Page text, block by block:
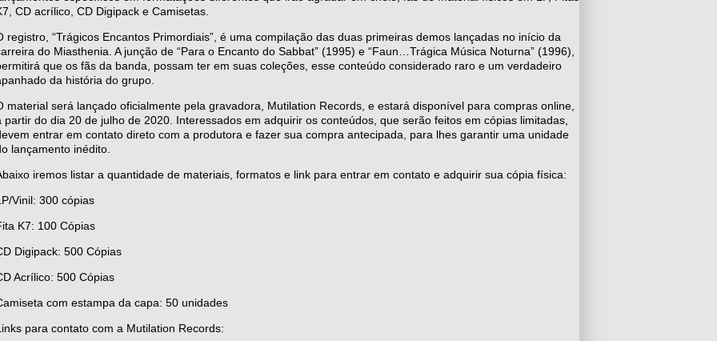
CD acrílico, CD Digipack e Camisetas.
registro, “Trágicos Encantos Primordiais”, é uma compilação das duas primeiras demos lançadas no início da
do Miasthenia. A junção de “Para o Encanto do Sabbat” (1995) e “Faun…Trágica Música Noturna” (1996),
que os fãs da banda, possam ter em suas coleções, esse conteúdo considerado raro e um verdadeiro
da história do grupo.
material será lançado oficialmente pela gravadora, Mutilation Records, e estará disponível para compras online,
partir do dia 20 de julho de 2020. Interessados em adquirir os conteúdos, que serão feitos em cópias limitadas,
entrar em contato direto com a produtora e fazer sua compra antecipada, para lhes garantir uma unidade
lançamento inédito.
iremos listar a quantidade de materiais, formatos e link para entrar em contato e adquirir sua cópia física:
Vinil: 300 cópias
K7: 100 Cópias
Digipack: 500 Cópias
Acrílico: 500 Cópias
com estampa da capa: 50 unidades
para contato com a Mutilation Records: